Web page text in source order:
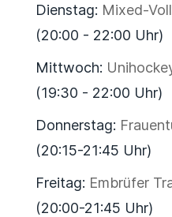
Dienstag: Mixed-
(20:00 - 22:00 Uhr)
Mittwoch:
(19:30 - 22:00 Uhr)
Donnerstag:
(20:15-21:45 Uhr)
Freitag: Embrüfer
(20:00-21:45 Uhr)